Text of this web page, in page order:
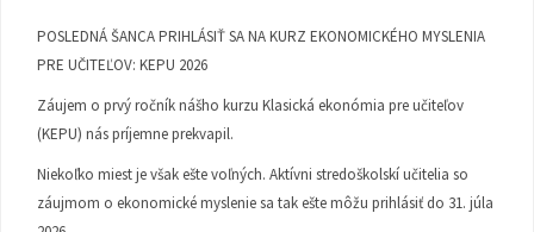
POSLEDNÁ ŠANCA PRIHLÁSIŤ SA NA KURZ EKONOMICKÉHO MYSLENIA
PRE UČITEĽOV: KEPU 2026
Záujem o prvý ročník nášho kurzu Klasická ekonómia pre učiteľov
(KEPU) nás príjemne prekvapil.
Niekoľko miest je však ešte voľných. Aktívni stredoškolskí učitelia so
záujmom o ekonomické myslenie sa tak ešte môžu prihlásiť do 31. júla